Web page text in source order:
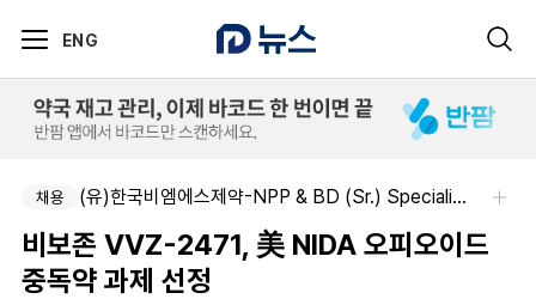
ENG
채용 (유)한국비엠에스제약-NPP & BD (Sr.) Specialist, CSE&BD (Fixed)
비보존 VVZ-2471, 美 NIDA 오피오이드
중독약 과제 선정